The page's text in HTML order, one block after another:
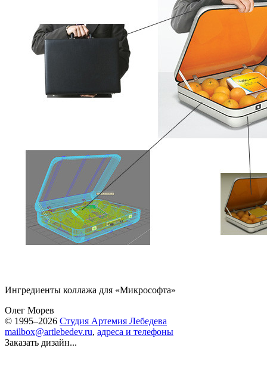
Ингредиенты коллажа для «Микрософта»
Олег Морев
© 1995–2026 Студия Артемия Лебедева
mailbox@artlebedev.ru, адреса и телефоны
Заказать дизайн...